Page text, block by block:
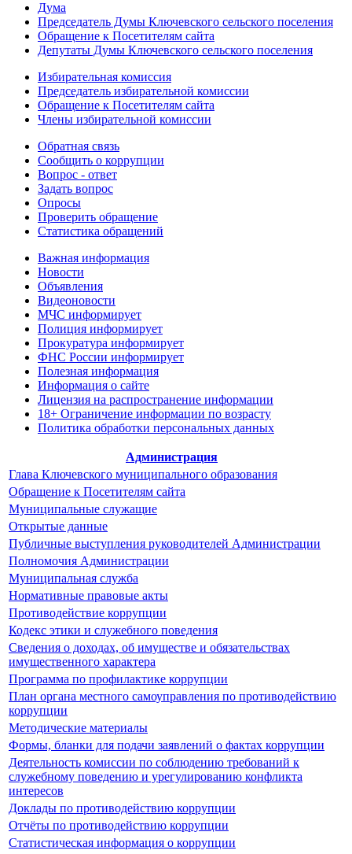
Дума
Председатель Думы Ключевского сельского поселения
Обращение к Посетителям сайта
Депутаты Думы Ключевского сельского поселения
Избирательная комиссия
Председатель избирательной комиссии
Обращение к Посетителям сайта
Члены избирательной комиссии
Обратная связь
Сообщить о коррупции
Вопрос - ответ
Задать вопрос
Опросы
Проверить обращение
Статистика обращений
Важная информация
Новости
Объявления
Видеоновости
МЧС информирует
Полиция информирует
Прокуратура информирует
ФНС России информирует
Полезная информация
Информация о сайте
Лицензия на распространение информации
18+ Ограничение информации по возрасту
Политика обработки персональных данных
Администрация
Глава Ключевского муниципального образования
Обращение к Посетителям сайта
Муниципальные служащие
Открытые данные
Публичные выступления руководителей Администрации
Полномочия Администрации
Муниципальная служба
Нормативные правовые акты
Противодействие коррупции
Кодекс этики и служебного поведения
Сведения о доходах, об имуществе и обязательствах
имущественного характера
Программа по профилактике коррупции
План органа местного самоуправления по противодействию
коррупции
Методические материалы
Формы, бланки для подачи заявлений о фактах коррупции
Деятельность комиссии по соблюдению требований к
служебному поведению и урегулированию конфликта
интересов
Доклады по противодействию коррупции
Отчёты по противодействию коррупции
Статистическая информация о коррупции